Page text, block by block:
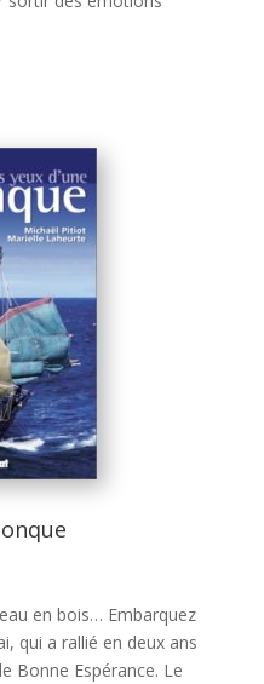
en bois… Embarquez
qui a rallié en deux ans
Bonne Espérance. Le